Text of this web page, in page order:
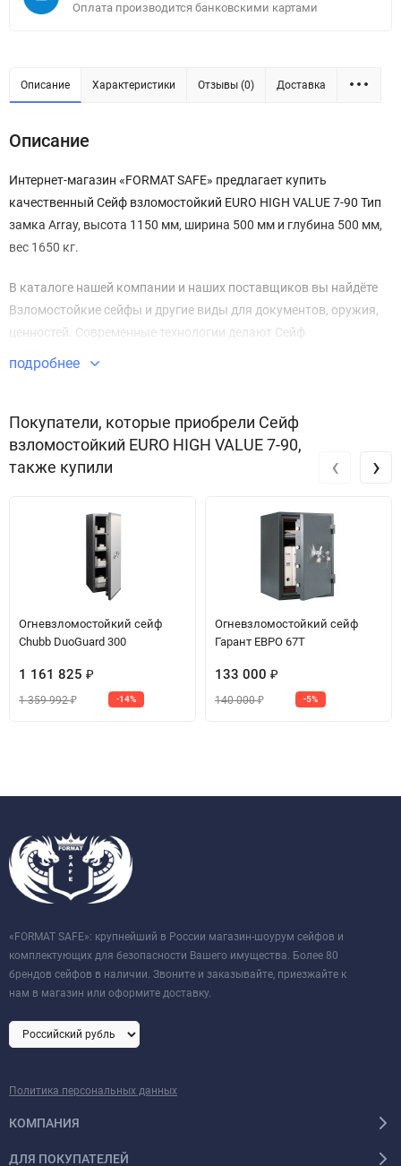
Оплата производится банковскими картами
Описание Характеристики Отзывы (0) Доставка
Описание
Интернет-магазин «FORMAT SAFE» предлагает купить
качественный Сейф взломостойкий EURO HIGH VALUE 7-90 Тип
замка Array, высота 1150 мм, ширина 500 мм и глубина 500 мм,
вес 1650 кг.
В каталоге нашей компании и наших поставщиков вы найдёте
Взломостойкие сейфы и другие виды для документов, оружия,
ценностей. Современные технологии делают Сейф
взломостойкий EURO HIGH VALUE 7-90 безупречным в плане
Звоните по телефону +7 495 220 33 01
подробнее
Покупатели, которые приобрели Сейф
взломостойкий EURO HIGH VALUE 7-90,
также купили
Огневзломостойкий сейф
Chubb DuoGuard 300
1 161 825 ₽
1 359 992₽ -14%
Огневзломостойкий сейф
Гарант ЕВРО 67T
133 000 ₽
140 000₽ -5%
‹ ›
«FORMAT SAFE»: крупнейший в России магазин-шоурум сейфов и
комплектующих для безопасности Вашего имущества. Более 80
брендов сейфов в наличии. Звоните и заказывайте, приезжайте к
нам в магазин или оформите доставку.
Политика персональных данных
КОМПАНИЯ
ДЛЯ ПОКУПАТЕЛЕЙ